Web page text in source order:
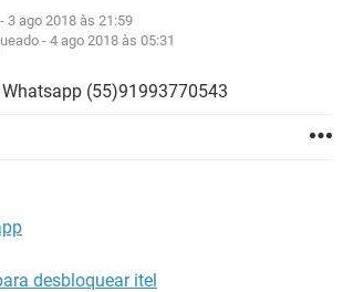
GMAIL
EXCEL
GMAIL
WHATSAPP
EXCEL
WHATSAPP
- 3 ago 2018 às 21:59
-4 ago 2018 às 05:31
(55)91993770543
desbloquear itel